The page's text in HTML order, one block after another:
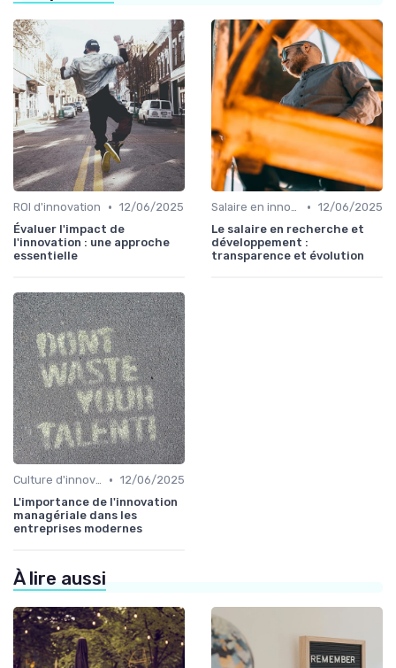
ROI d'innovation • 12/06/2025
Évaluer l'impact de
l'innovation : une approche
essentielle
Salaire en innovation • 12/06/2025
Le salaire en recherche et
développement :
transparence et évolution
Culture d'innovation • 12/06/2025
L'importance de l'innovation
managériale dans les
entreprises modernes
À lire aussi